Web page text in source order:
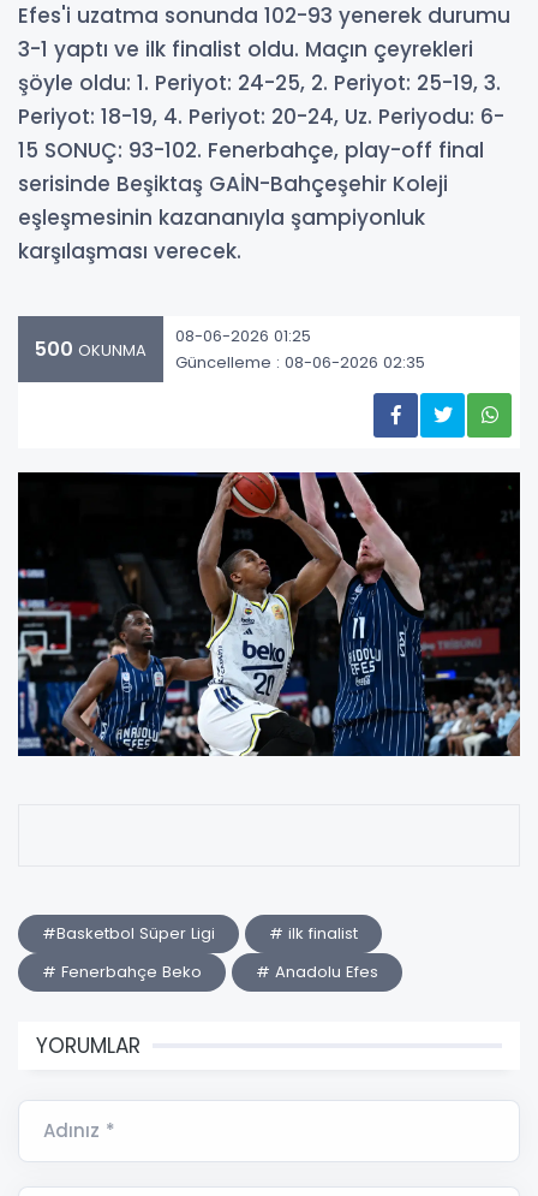
Efes'i uzatma sonunda 102-93 yenerek durumu
3-1 yaptı ve ilk finalist oldu. Maçın çeyrekleri
şöyle oldu: 1. Periyot: 24-25, 2. Periyot: 25-19, 3.
Periyot: 18-19, 4. Periyot: 20-24, Uz. Periyodu: 6-
15 SONUÇ: 93-102. Fenerbahçe, play-off final
serisinde Beşiktaş GAİN-Bahçeşehir Koleji
eşleşmesinin kazananıyla şampiyonluk
karşılaşması verecek.
500 OKUNMA
08-06-2026 01:25
Güncelleme : 08-06-2026 02:35
#Basketbol Süper Ligi
# ilk finalist
# Fenerbahçe Beko
# Anadolu Efes
YORUMLAR
Adınız *